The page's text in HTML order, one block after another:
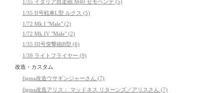
1/35 イタリア自走砲 M40 セモベンテ (5)
1/35 II号戦車L型 ルクス (5)
1/72 Mk.I "Male" (2)
1/72 Mk.IV "Male" (2)
1/35 III号突撃砲B型 (6)
1/39 ライトフライヤー (9)
改造・カスタム
figma改造ウサギンジャーさん (7)
figma改造アリス： マッドネス リターンズ／アリスさん (7)